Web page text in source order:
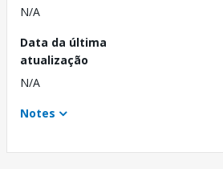
N/A
Data da última
atualização
N/A
Notes